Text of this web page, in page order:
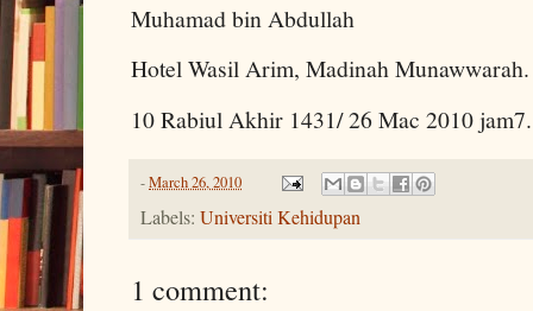
Muhamad bin Abdullah
Hotel Wasil Arim, Madinah Munawwarah.
10 Rabiul Akhir 1431/ 26 Mac 2010
-March 26, 2010
Labels: Universiti Kehidupan
1 comment: